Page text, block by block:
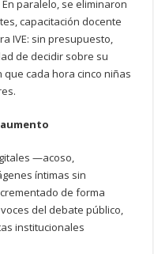
paralelo, se eliminaron
capacitación docente
IVE: sin presupuesto,
de decidir sobre su
cada hora cinco niñas
—acoso,
íntimas sin
de forma
del debate público,
institucionales